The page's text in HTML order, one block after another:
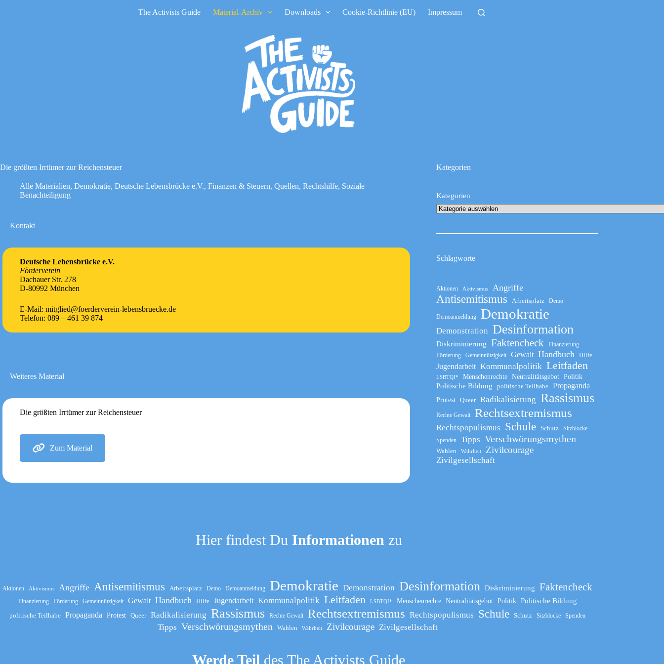
The Activists Guide Material-Archiv Downloads Cookie-Richtlinie (EU) Impressum
Die größten Irrtümer zur Reichensteuer
Alle Materialien, Demokratie, Deutsche Lebensbrücke e.V., Finanzen & Steuern, Quellen, Rechtshilfe, Soziale
Benachteiligung
Kontakt
Deutsche Lebensbrücke e.V.
Förderverein
Dachauer Str. 278
D-80992 München
E-Mail: mitglied@foerderverein-lebensbruecke.de
Telefon: 089 – 461 39 874
Weiteres Material
Die größten Irrtümer zur Reichensteuer
Zum Material
Kategorien
Kategorien
Schlagworte
Aktionen Aktivismus Angriffe
Antisemitismus Arbeitsplatz Demo
Demoanmeldung Demokratie
Demonstration Desinformation
Diskriminierung Faktencheck
Finanzierung
Förderung
Gemeinnützigkeit Gewalt Handbuch Hilfe
Jugendarbeit Kommunalpolitik Leitfaden
LSBTQI* Menschenrechte Neutralitätsgebot Politik
Politische Bildung politische Teilhabe Propaganda
Protest Queer Radikalisierung Rassismus
Rechte Gewalt Rechtsextremismus
Rechtspopulismus Schule Schutz
Sitzblocke
Spenden
Tipps Verschwörungsmythen
Wahlen Wahrheit Zivilcourage
Zivilgesellschaft
Hier findest Du Informationen zu
Aktionen Aktivismus Angriffe Antisemitismus Arbeitsplatz Demo Demoanmeldung Demokratie Demonstration Desinformation Diskriminierung Faktencheck
Finanzierung Förderung Gemeinnützigkeit Gewalt Handbuch Hilfe Jugendarbeit Kommunalpolitik Leitfaden LSBTQI* Menschenrechte Neutralitätsgebot Politik Politische Bildung
politische Teilhabe Propaganda Protest Queer Radikalisierung Rassismus Rechte Gewalt Rechtsextremismus Rechtspopulismus Schule Schutz Sitzblocke Spenden
Tipps Verschwörungsmythen Wahlen Wahrheit Zivilcourage Zivilgesellschaft
Werde Teil des The Activists Guide